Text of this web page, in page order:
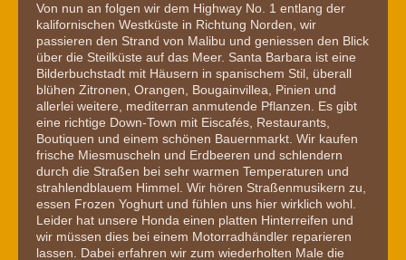
Von nun an folgen wir dem Highway No. 1 entlang der
kalifornischen Westküste in Richtung Norden, wir
passieren den Strand von Malibu und geniessen den Blick
über die Steilküste auf das Meer. Santa Barbara ist eine
Bilderbuchstadt mit Häusern in spanischem Stil, überall
blühen Zitronen, Orangen, Bougainvillea, Pinien und
allerlei weitere, mediterran anmutende Pflanzen. Es gibt
eine richtige Down-Town mit Eiscafés, Restaurants,
Boutiquen und einem schönen Bauernmarkt. Wir kaufen
frische Miesmuscheln und Erdbeeren und schlendern
durch die Straßen bei sehr warmen Temperaturen und
strahlendblauem Himmel. Wir hören Straßenmusikern zu,
essen Frozen Yoghurt und fühlen uns hier wirklich wohl.
Leider hat unsere Honda einen platten Hinterreifen und
wir müssen dies bei einem Motorradhändler reparieren
lassen. Dabei erfahren wir zum wiederholten Male die